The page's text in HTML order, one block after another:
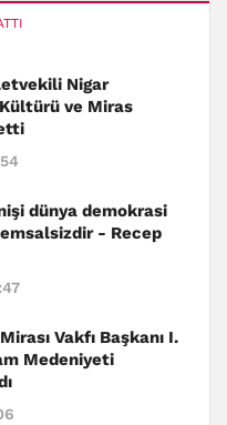
Nigar
ve Miras
dünya demokrasi
- Recep
Vakfı Başkanı I.
Medeniyeti